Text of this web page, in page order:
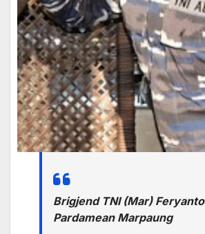
Brigjend TNI (Mar) Feryanto
Pardamean Marpaung